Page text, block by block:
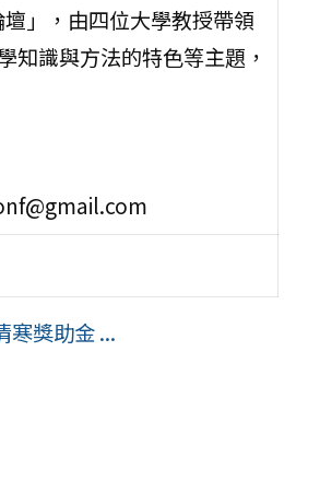
」，由四位大學教授帶領
知識與方法的特色等主題，
寒獎助金 ...